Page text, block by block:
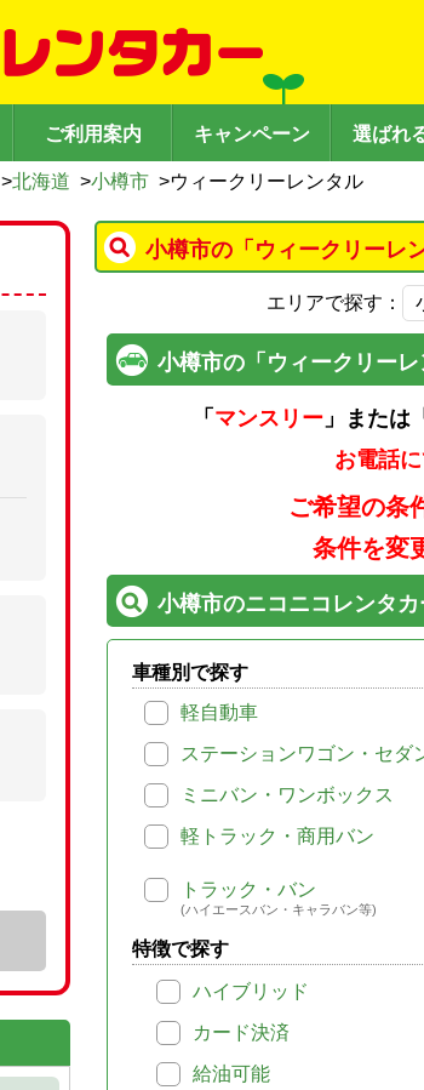
ご利用案内 キャンペーン 選ばれ
>北海道 >小樽市 >ウィークリーレンタル
小樽市の「ウィークリーレ
エリアで探す：
小樽市の「ウィークリー
「 マンスリー 」または
お電話
ご希望の条
条件を変
小樽市のニコニコレンタ
車種別で探す
軽自動車
ステーションワゴン・セダ
ミニバン・ワンボックス
軽トラック・商用バン
トラック・バン
(ハイエースバン・キャラバン等)
特徴で探す
ハイブリッド
カード決済
給油可能